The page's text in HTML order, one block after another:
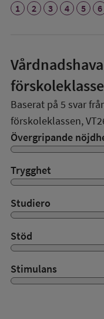
1
2 3 4 5 6
Baserat på 5 svar
förskoleklassen,
Övergripande
Trygghet
Studiero
Stöd
Stimulans